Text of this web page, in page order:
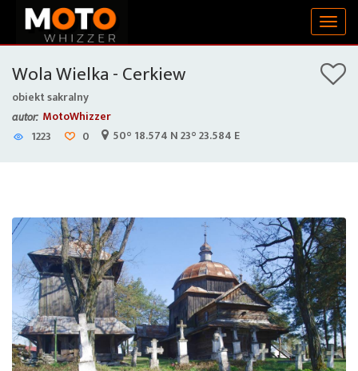
Wola Wielka - Cerkiew
obiekt sakralny
autor: MotoWhizzer
1223
0 50° 18.574 N 23° 23.584 E